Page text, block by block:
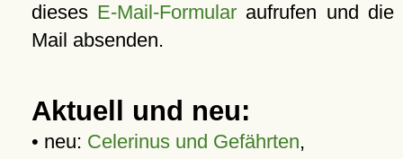
dieses E-Mail-Formular aufrufen und die
Mail absenden.
Aktuell und neu:
• neu: Celerinus und Gefährten,